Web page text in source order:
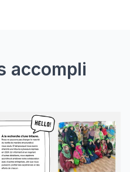
accompli